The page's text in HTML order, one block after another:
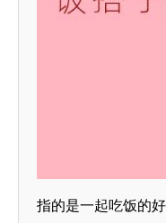
指的是一起吃饭的